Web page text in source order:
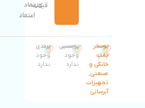
قیمت
کالانماد
اعتماد
دسته
بندی:
بوستر
پمپ
خانگی و
صنعتی,
تجهیزات
آبرسانی
برچسب:
برچسبی
وجود
ندارد
برند:
برندی
وجود
ندارد